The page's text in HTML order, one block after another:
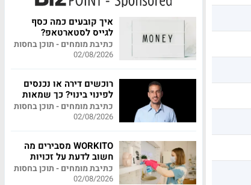
איך קובעים כמה כסף
לגייס לסטארטאפ?
כתיבת מומחים - תוכן בחסות
02/08/2026
רוכשים דירה או נכנסים
לפינוי בינוי? כך שמאות
מקצועית יכולה לחסוך
לכם מאות אלפי שקלים
כתיבת מומחים - תוכן בחסות
02/08/2026
WORKITO מסבירים מה
חשוב לדעת על זכויות
עובדי משק בית
כתיבת מומחים - תוכן בחסות
02/08/2026